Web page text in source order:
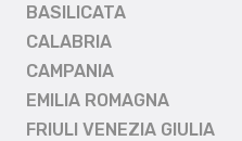
BASILICATA
CALABRIA
CAMPANIA
EMILIA ROMAGNA
FRIULI VENEZIA GIULIA